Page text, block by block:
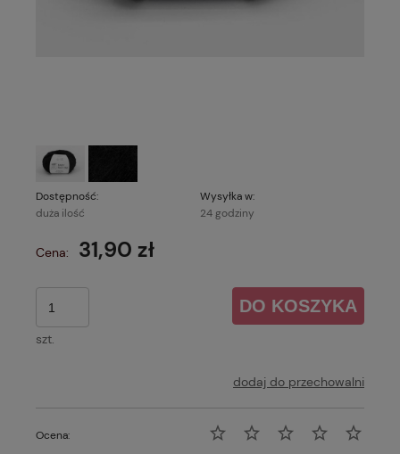
Dostępność:
duża ilość
Wysyłka w:
24 godziny
Cena: 31,90 zł
szt.
DO KOSZYKA
dodaj do przechowalni
Ocena: